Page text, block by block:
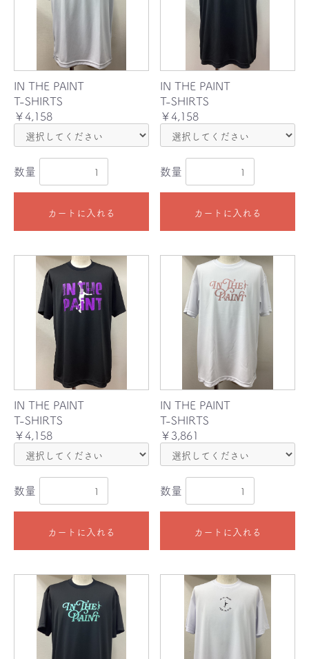
IN THE PAINT
T-SHIRTS
￥4,158
数量
カートに入れる
IN THE PAINT
T-SHIRTS
￥4,158
数量
カートに入れる
IN THE PAINT
T-SHIRTS
￥4,158
数量
カートに入れる
IN THE PAINT
T-SHIRTS
￥3,861
数量
カートに入れる